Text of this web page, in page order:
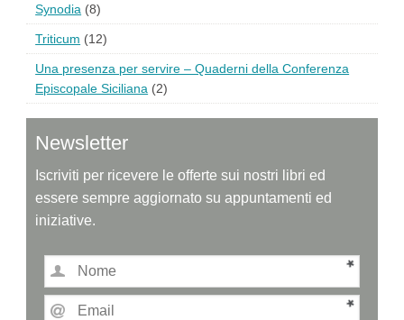
Synodia (8)
Triticum (12)
Una presenza per servire – Quaderni della Conferenza
Episcopale Siciliana (2)
Newsletter
Iscriviti per ricevere le offerte sui nostri libri ed
essere sempre aggiornato su appuntamenti ed
iniziative.